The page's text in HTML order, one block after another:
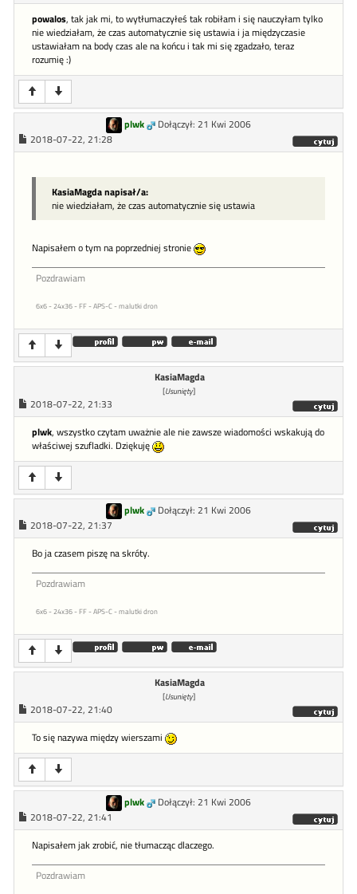
powalos, tak jak mi, to wytłumaczyłeś tak robiłam i się nauczyłam tylko
nie wiedziałam, że czas automatycznie się ustawia i ja międzyczasie
ustawiałam na body czas ale na końcu i tak mi się zgadzało, teraz
rozumię :)
plwk
Dołączył: 21 Kwi 2006
2018-07-22, 21:28
KasiaMagda napisał/a:
nie wiedziałam, że czas automatycznie się ustawia
Napisałem o tym na poprzedniej stronie
Pozdrawiam
6x6 - 24x36 - FF - APS-C - malutki dron
KasiaMagda
[Usunięty]
2018-07-22, 21:33
plwk, wszystko czytam uważnie ale nie zawsze wiadomości wskakują do
właściwej szufladki. Dziękuję
plwk
Dołączył: 21 Kwi 2006
2018-07-22, 21:37
Bo ja czasem piszę na skróty.
Pozdrawiam
6x6 - 24x36 - FF - APS-C - malutki dron
KasiaMagda
[Usunięty]
2018-07-22, 21:40
To się nazywa między wierszami
plwk
Dołączył: 21 Kwi 2006
2018-07-22, 21:41
Napisałem jak zrobić, nie tłumacząc dlaczego.
Pozdrawiam